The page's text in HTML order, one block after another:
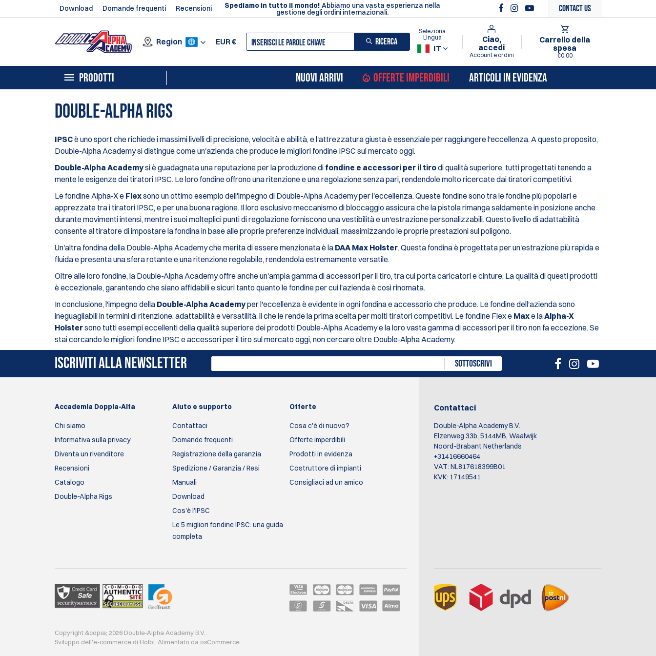
Download Domande frequenti Recensioni Spediamo in tutto il mondo! Abbiamo una vasta esperienza nella
gestione degli ordini internazionali. Contact Us
Region EUR€ RICERCA
IT
Seleziona
Lingua
Ciao,
accedi
Account e ordini
Carrello della
spesa
€0.00
PRODOTTI NUOVI ARRIVI OFFERTE IMPERDIBILI ARTICOLI IN EVIDENZA
Double-Alpha Rigs
IPSCè uno sport che richiede i massimi livelli di precisione, velocità e abilità, e l'attrezzatura giusta è essenziale per raggiungere l'eccellenza. A questo proposito,
Double-Alpha Academy si distingue come un'azienda che produce le migliori fondine IPSC sul mercato oggi.
Double-Alpha Academysi è guadagnata una reputazione per la produzione di fondine e accessori per il tirodi qualità superiore, tutti progettati tenendo a
mente le esigenze dei tiratori IPSC. Le loro fondine offrono una ritenzione e una regolazione senza pari, rendendole molto ricercate dai tiratori competitivi.
Le fondine Alpha-X e Flexsono un ottimo esempio dell'impegno di Double-Alpha Academy per l'eccellenza. Queste fondine sono tra le fondine più popolari e
apprezzate tra i tiratori IPSC, e per una buona ragione. Il loro esclusivo meccanismo di bloccaggio assicura che la pistola rimanga saldamente in posizione anche
durante movimenti intensi, mentre i suoi molteplici punti di regolazione forniscono una vestibilità e un'estrazione personalizzabili. Questo livello di adattabilità
consente al tiratore di impostare la fondina in base alle proprie preferenze individuali, massimizzando le proprie prestazioni sul poligono.
Un'altra fondina della Double-Alpha Academy che merita di essere menzionata è la DAA Max Holster. Questa fondina è progettata per un'estrazione più rapida e
fluida e presenta una sfera rotante e una ritenzione regolabile, rendendola estremamente versatile.
Oltre alle loro fondine, la Double-Alpha Academy offre anche un'ampia gamma di accessori per il tiro, tra cui porta caricatori e cinture. La qualità di questi prodotti
è eccezionale, garantendo che siano affidabili e sicuri tanto quanto le fondine per cui l'azienda è così rinomata.
In conclusione, l'impegno della Double-Alpha Academyper l'eccellenza è evidente in ogni fondina e accessorio che produce. Le fondine dell'azienda sono
ineguagliabili in termini di ritenzione, adattabilità e versatilità, il che le rende la prima scelta per molti tiratori competitivi. Le fondine Flex e Maxe laAlpha-X
Holstersono tutti esempi eccellenti della qualità superiore dei prodotti Double-Alpha Academy e la loro vasta gamma di accessori per il tiro non fa eccezione. Se
stai cercando le migliori fondine IPSC e accessori per il tiro sul mercato oggi, non cercare oltre Double-Alpha Academy.
ISCRIVITI ALLA NEWSLETTER SOTTOSCRIVI
Accademia Doppia-Alfa
Chi siamo
Informativa sulla privacy
Diventa un rivenditore
Recensioni
Catalogo
Double-Alpha Rigs
Aiuto e supporto
Contattaci
Domande frequenti
Registrazione della garanzia
Spedizione / Garanzia / Resi
Manuali
Download
Cos'è l'IPSC
Le 5 migliori fondine IPSC: una guida
completa
Offerte
Cosa c'è di nuovo?
Offerte imperdibili
Prodotti in evidenza
Costruttore di impianti
Consigliaci ad un amico
Contattaci
Double-Alpha Academy B.V.
Elzenweg 33b, 5144MB, Waalwijk
Noord-Brabant Netherlands
+31416660464
VAT: NL817618399B01
KVK: 17149541
Copyright &copia; 2026 Double-Alpha Academy B.V..
Sviluppo dell'e-commerce di Holbi Alimentato da osCommerce